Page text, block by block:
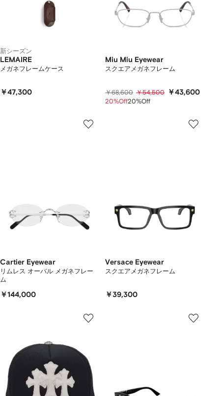
新シーズン
LEMAIRE
メガネフレームケース
￥47,300
Miu Miu Eyewear
スクエアメガネフレーム
￥68,600 ￥54,500 ￥43,600
20%Off20%Off
Cartier Eyewear
リムレス オーバル メガネフレー
ム
￥144,000
Versace Eyewear
スクエアメガネフレーム
￥39,300